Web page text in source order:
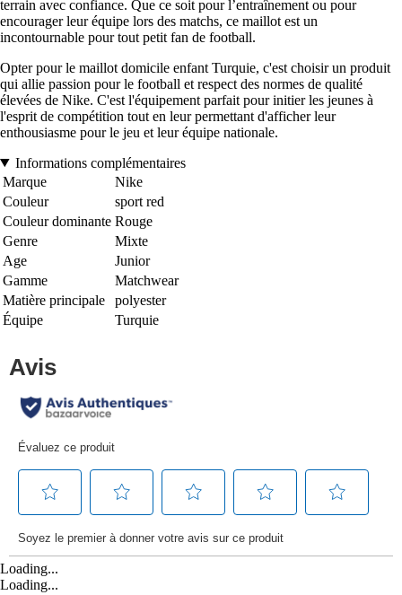
terrain avec confiance. Que ce soit pour l’entraînement ou pour
encourager leur équipe lors des matchs, ce maillot est un
incontournable pour tout petit fan de football.
Opter pour le maillot domicile enfant Turquie, c'est choisir un produit
qui allie passion pour le football et respect des normes de qualité
élevées de Nike. C'est l'équipement parfait pour initier les jeunes à
l'esprit de compétition tout en leur permettant d'afficher leur
enthousiasme pour le jeu et leur équipe nationale.
Informations complémentaires
Marque
Nike
Couleur
sport red
Couleur dominante Rouge
Genre
Mixte
Age
Junior
Gamme
Matchwear
Matière principale
polyester
Équipe
Turquie
Loading...
Loading...